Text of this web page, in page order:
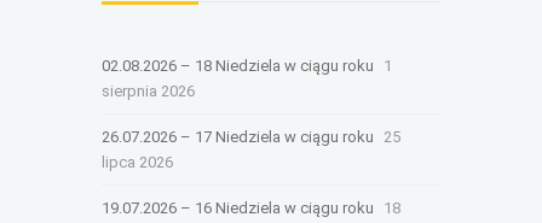
02.08.2026 – 18 Niedziela w ciągu roku
1
sierpnia 2026
26.07.2026 – 17 Niedziela w ciągu roku
25
lipca 2026
19.07.2026 – 16 Niedziela w ciągu roku
18